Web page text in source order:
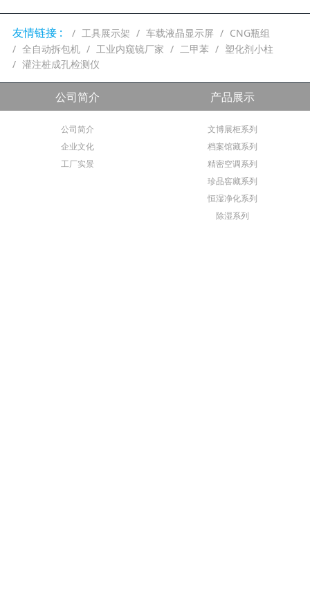
友情链接 : 工具展示架 车载液晶显示屏
CNG瓶组
全自动拆包机
工业内窥镜厂家 二甲苯
塑化剂小柱
灌注桩成孔检测仪
公司简介
公司简介
企业文化
工厂实景
产品展示
文博展柜系列
档案馆藏系列
精密空调系列
珍品窖藏系列
恒湿净化系列
除湿系列